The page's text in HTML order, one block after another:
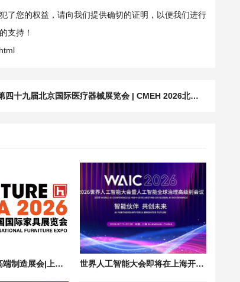
了您的权益，请向我们提供确切的证明，以便我们进行
支持！
四十九届北京国际医疗器械展览会 | CMEH 2026北京医博会
2026中国家具高端制造展会|上海国际家具配件及材料精品展 FMC Premium China 世界人工智能大会即将在上海开幕|人工智能全球治理高级别会议 WAIC 2026